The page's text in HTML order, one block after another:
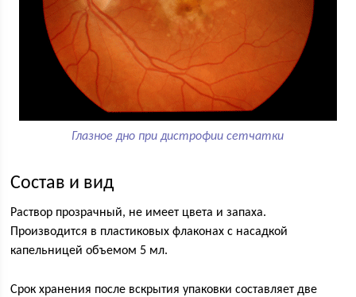
Глазное дно при дистрофии сетчатки
Состав и вид
Раствор прозрачный, не имеет цвета и запаха.
Производится в пластиковых флаконах с насадкой
капельницей объемом 5 мл.
Срок хранения после вскрытия упаковки составляет две